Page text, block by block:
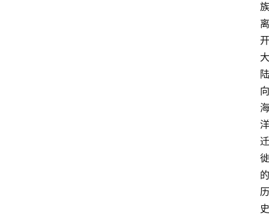
族
离
开
大
陆
向
海
洋
迁
徙
的
历
史